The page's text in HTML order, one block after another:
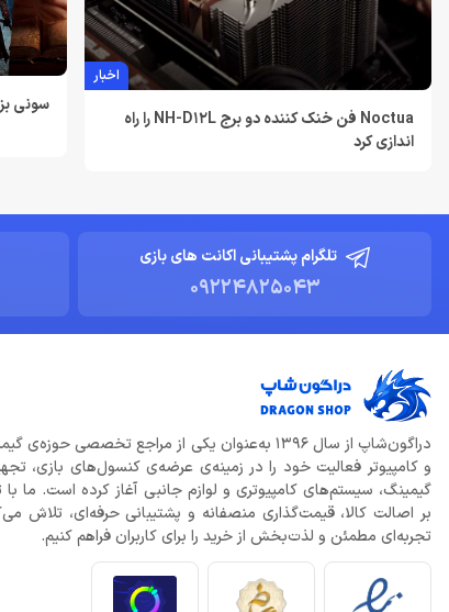
اخبار
Noctua فن خنک کننده دو برج NH-D12L را راه
اندازی کرد
سونی
تلگرام پشتیبانی اکانت های بازی
09224825043
دراگون‌شاپ از سال 1396 به‌عنوان یکی از مراجع تخصصی حوزه‌ی
و کامپیوتر فعالیت خود را در زمینه‌ی عرضه‌ی کنسول‌های بازی،
گیمینگ، سیستم‌های کامپیوتری و لوازم جانبی آغاز کرده است. ما با
بر اصالت کالا، قیمت‌گذاری منصفانه و پشتیبانی حرفه‌ای، تلاش
تجربه‌ای مطمئن و لذت‌بخش از خرید را برای کاربران فراهم کنیم.